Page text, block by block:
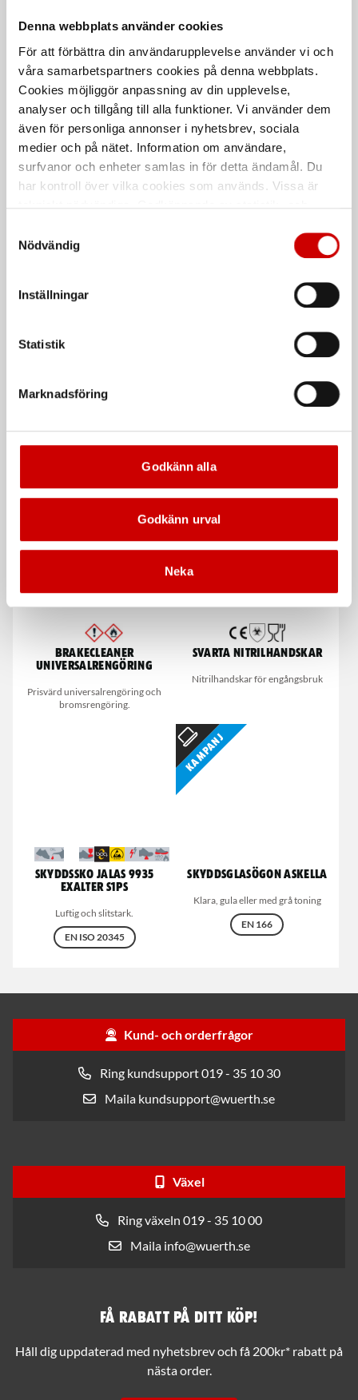
Denna webbplats använder cookies
För att förbättra din användarupplevelse använder vi och
våra samarbetspartners cookies på denna webbplats.
Cookies möjliggör anpassning av din upplevelse,
analyser och tillgång till alla funktioner. Vi använder dem
även för personliga annonser i nyhetsbrev, sociala
medier och på nätet. Information om användare,
surfvanor och enheter samlas in för detta ändamål. Du
har kontroll över vilka cookies som används. Vissa är
länder utanför EU med olika dataskyddsnormer. Genom
att godkänna samtycker du till sådana överföringar. Läs
Nödvändig
Inställningar
Statistik
Marknadsföring
Godkänn alla
Godkänn urval
Neka
Elektrisk bromsluftare 5L
Levereras med 1 st lock till
bromsvätskebehållare av
Elektrisk bromsluftare
Levereras med 1 st lock till
För hydrauliska bromssystem
bromsvätska
071455622
De som köpte, köpte även
Brakecleaner
universalrengöring
Prisvärd universalrengöring och
bromsrengöring.
Svarta nitrilhandskar
Nitrilhandskar för engångsbruk
Skyddssko Jalas 9935
Exalter S1PS
Luftig och slitstark.
EN ISO 20345
Kampanj
Skyddsglasögon Askella
Klara, gula eller med grå toning
EN 166
Kund- och orderfrågor
Ring kundsupport 019 - 35 10 30
Maila kundsupport@wuerth.se
Växel
Ring växeln 019 - 35 10 00
Maila info@wuerth.se
Få rabatt på ditt köp!
Håll dig uppdaterad med nyhetsbrev och få 200kr* rabatt på
nästa order.